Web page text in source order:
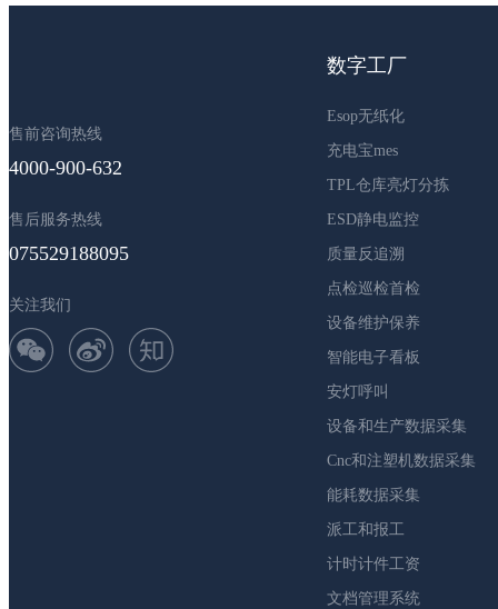
售前咨询热线
4000-900-632
售后服务热线
075529188095
关注我们
数字工厂
Esop无纸化
充电宝mes
TPL仓库亮灯分拣
ESD静电监控
质量反追溯
点检巡检首检
设备维护保养
智能电子看板
安灯呼叫
设备和生产数据采集
Cnc和注塑机数据采集
能耗数据采集
派工和报工
计时计件工资
文档管理系统